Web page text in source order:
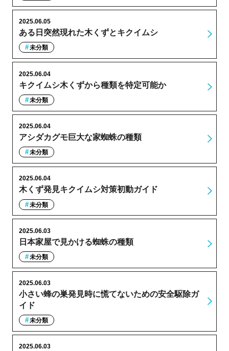
ある日突然現れた木くずとキクイムシ
2025.06.05
未分類
キクイムシ木くずから種類を特定可能か
2025.06.04
未分類
アシダカグモ巨大な家蜘蛛の種類
2025.06.04
未分類
木くず発見キクイムシ対策初動ガイド
2025.06.04
未分類
日本家屋で見かける蜘蛛の種類
2025.06.03
未分類
小さい蜂の巣発見時に慌てないための安全駆除ガ
イド
2025.06.03
未分類
2025.06.03